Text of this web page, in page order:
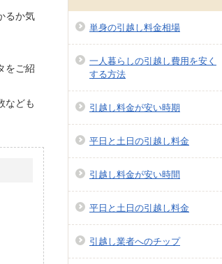
るか気
をご紹
なども
単身の引越し料金相場
一人暮らしの引越し費用を安く
する方法
引越し料金が安い時期
平日と土日の引越し料金
引越し料金が安い時間
平日と土日の引越し料金
引越し業者へのチップ